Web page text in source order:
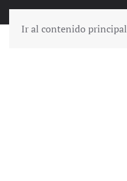
Ir al contenido principal